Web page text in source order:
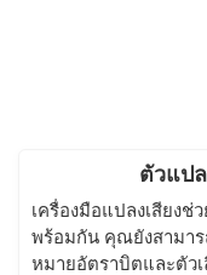
ตัวแป
เครื่องมือแปลงเสียงช่
พร้อมกัน คุณยังสามา
หมายอัตราบิตและตัวเ